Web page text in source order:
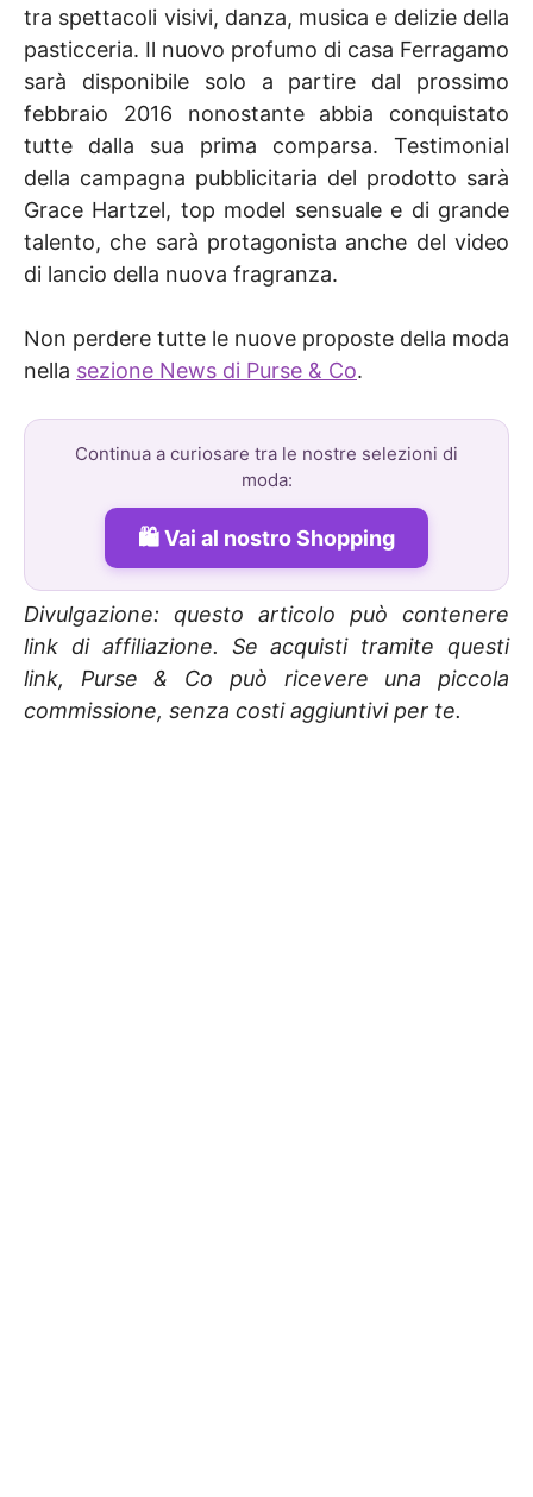
tra spettacoli visivi, danza, musica e delizie della
pasticceria. Il nuovo profumo di casa Ferragamo
sarà disponibile solo a partire dal prossimo
febbraio 2016 nonostante abbia conquistato
tutte dalla sua prima comparsa. Testimonial
della campagna pubblicitaria del prodotto sarà
Grace Hartzel, top model sensuale e di grande
talento, che sarà protagonista anche del video
di lancio della nuova fragranza.
Non perdere tutte le nuove proposte della moda
nella sezione News di Purse & Co.
Continua a curiosare tra le nostre selezioni di
moda:
Vai al nostro Shopping
Divulgazione: questo articolo può contenere
link di affiliazione. Se acquisti tramite questi
link, Purse & Co può ricevere una piccola
commissione, senza costi aggiuntivi per te.